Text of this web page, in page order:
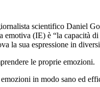
scientifico Daniel
(IE) è “la capacità
la sua espressione in
le proprie emozioni.
in modo sano ed